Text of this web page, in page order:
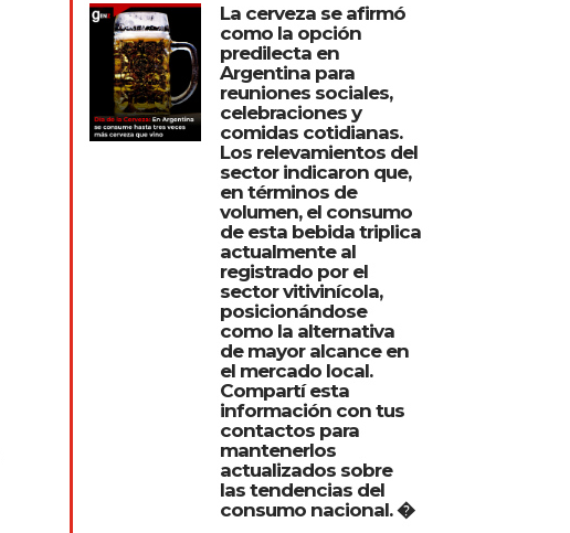
La cerveza se afirmó
como la opción
predilecta en
Argentina para
reuniones sociales,
celebraciones y
comidas cotidianas.
Los relevamientos del
sector indicaron que,
en términos de
volumen, el consumo
de esta bebida triplica
actualmente al
registrado por el
sector vitivinícola,
posicionándose
como la alternativa
de mayor alcance en
el mercado local.
Compartí esta
información con tus
contactos para
mantenerlos
actualizados sobre
las tendencias del
consumo nacional. �